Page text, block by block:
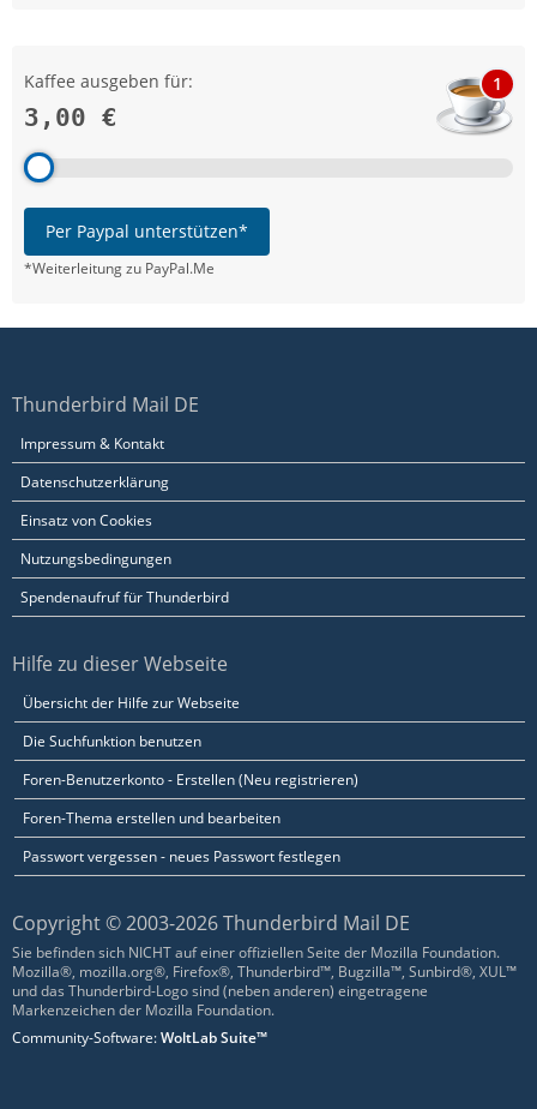
Kaffee ausgeben für:
3,00 €
1
Per Paypal unterstützen*
*Weiterleitung zu PayPal.Me
Thunderbird Mail DE
Impressum & Kontakt
Datenschutzerklärung
Einsatz von Cookies
Nutzungsbedingungen
Spendenaufruf für Thunderbird
Hilfe zu dieser Webseite
Übersicht der Hilfe zur Webseite
Die Suchfunktion benutzen
Foren-Benutzerkonto - Erstellen (Neu registrieren)
Foren-Thema erstellen und bearbeiten
Passwort vergessen - neues Passwort festlegen
Copyright © 2003-2026 Thunderbird Mail DE
Sie befinden sich NICHT auf einer offiziellen Seite der Mozilla Foundation.
Mozilla®, mozilla.org®, Firefox®, Thunderbird™, Bugzilla™, Sunbird®, XUL™
und das Thunderbird-Logo sind (neben anderen) eingetragene
Markenzeichen der Mozilla Foundation.
Community-Software:WoltLab Suite™